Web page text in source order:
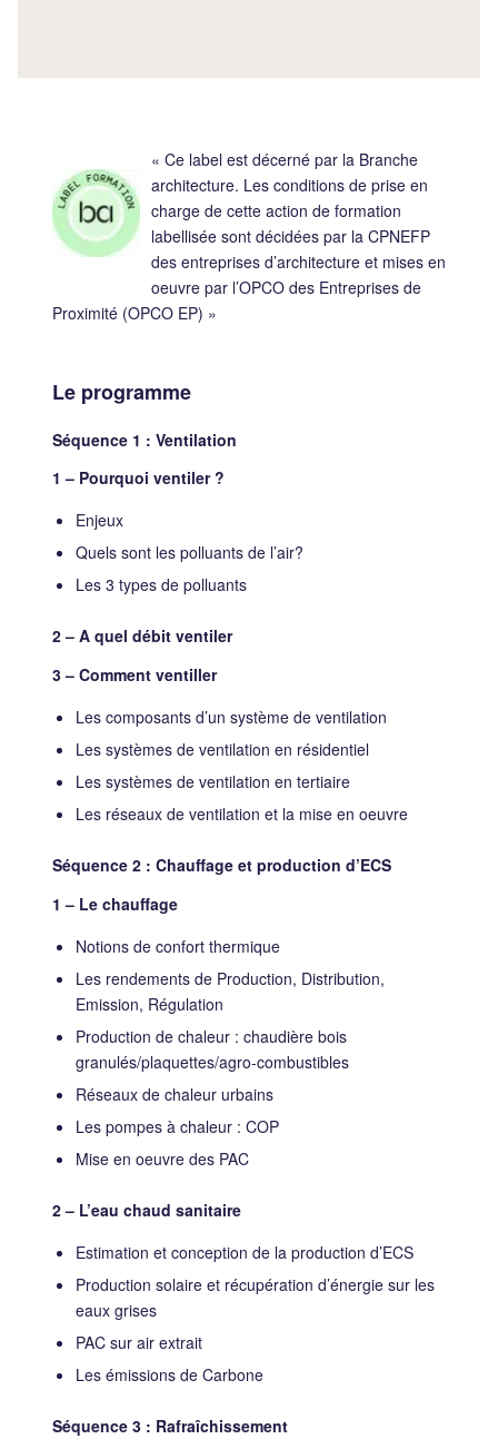
« Ce label est décerné par la Branche
architecture. Les conditions de prise en
charge de cette action de formation
labellisée sont décidées par la CPNEFP
des entreprises d’architecture et mises en
oeuvre par l’OPCO des Entreprises de
Proximité (OPCO EP) »
Le programme
Séquence 1 : Ventilation
1 – Pourquoi ventiler ?
Enjeux
Quels sont les polluants de l’air?
Les 3 types de polluants
2 – A quel débit ventiler
3 – Comment ventiller
Les composants d’un système de ventilation
Les systèmes de ventilation en résidentiel
Les systèmes de ventilation en tertiaire
Les réseaux de ventilation et la mise en oeuvre
Séquence 2 : Chauffage et production d’ECS
1 – Le chauffage
Notions de confort thermique
Les rendements de Production, Distribution,
Emission, Régulation
Production de chaleur : chaudière bois
granulés/plaquettes/agro-combustibles
Réseaux de chaleur urbains
Les pompes à chaleur : COP
Mise en oeuvre des PAC
2 – L’eau chaud sanitaire
Estimation et conception de la production d’ECS
Production solaire et récupération d’énergie sur les
eaux grises
PAC sur air extrait
Les émissions de Carbone
Séquence 3 : Rafraîchissement